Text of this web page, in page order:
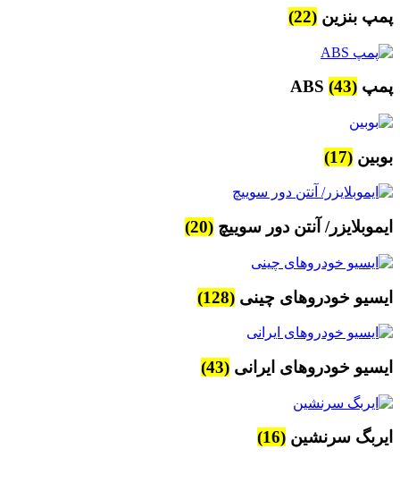
پمپ بنزین (22)
پمپ ABS (43)
بوبین (17)
ایموبلایزر/ آنتن دور سوییچ (20)
ایسیو خودروهای چینی (128)
ایسیو خودروهای ایرانی (43)
ایربگ سرنشین (16)